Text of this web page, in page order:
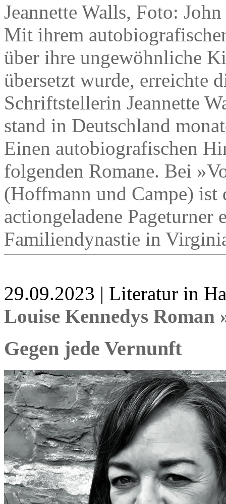
Jeannette Walls, Foto:
Mit ihrem
über ihre ungewöhnliche
übersetzt wurde, erreichte
Schriftstellerin Jeannette
stand in Deutschland
Einen autobiografischen
folgenden Romane. Bei
(Hoffmann und Campe) ist
actiongeladene Pageturner
Familiendynastie in
29.09.2023 | Literatur in
Louise Kennedys Roman
Gegen jede Vernunft